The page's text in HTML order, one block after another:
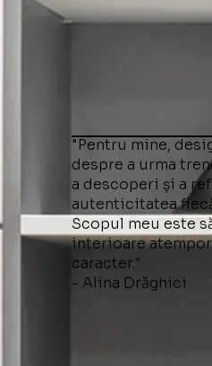
"Pentru mine,
despre a urma
a descoperi și a
autenticitatea
Scopul meu este
interioare
caracter."
- Alina Drăghici